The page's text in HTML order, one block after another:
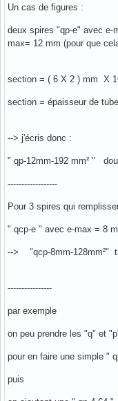
Un cas de figures :
deux spires "qp-e" avec e-
max= 12 mm (pour que
section = ( 6 X 2 ) mm X
section = épaisseur de
--> j'écris donc :
" qp-12mm-192 mm² "
------------------
Pour 3 spires qui
" qcp-e " avec e-max = 8
--> "qcp-8mm-128mm²"
----------------
par exemple
on peu prendre les "q" et
pour en faire une simple "
puis